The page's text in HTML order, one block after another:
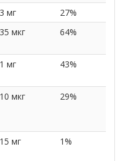
3 мг
27%
35 мкг 64%
1 мг 43%
10 мкг 29%
15 мг 1%